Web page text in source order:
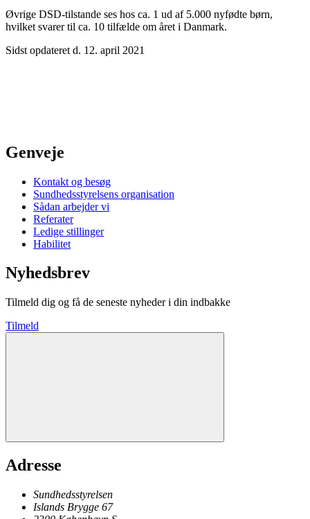
Øvrige DSD-tilstande ses hos ca. 1 ud af 5.000 nyfødte børn,
hvilket svarer til ca. 10 tilfælde om året i Danmark.
Sidst opdateret d. 12. april 2021
Genveje
Kontakt og besøg
Sundhedsstyrelsens organisation
Sådan arbejder vi
Referater
Ledige stillinger
Habilitet
Nyhedsbrev
Tilmeld dig og få de seneste nyheder i din indbakke
Tilmeld
Adresse
Sundhedsstyrelsen
Islands Brygge 67